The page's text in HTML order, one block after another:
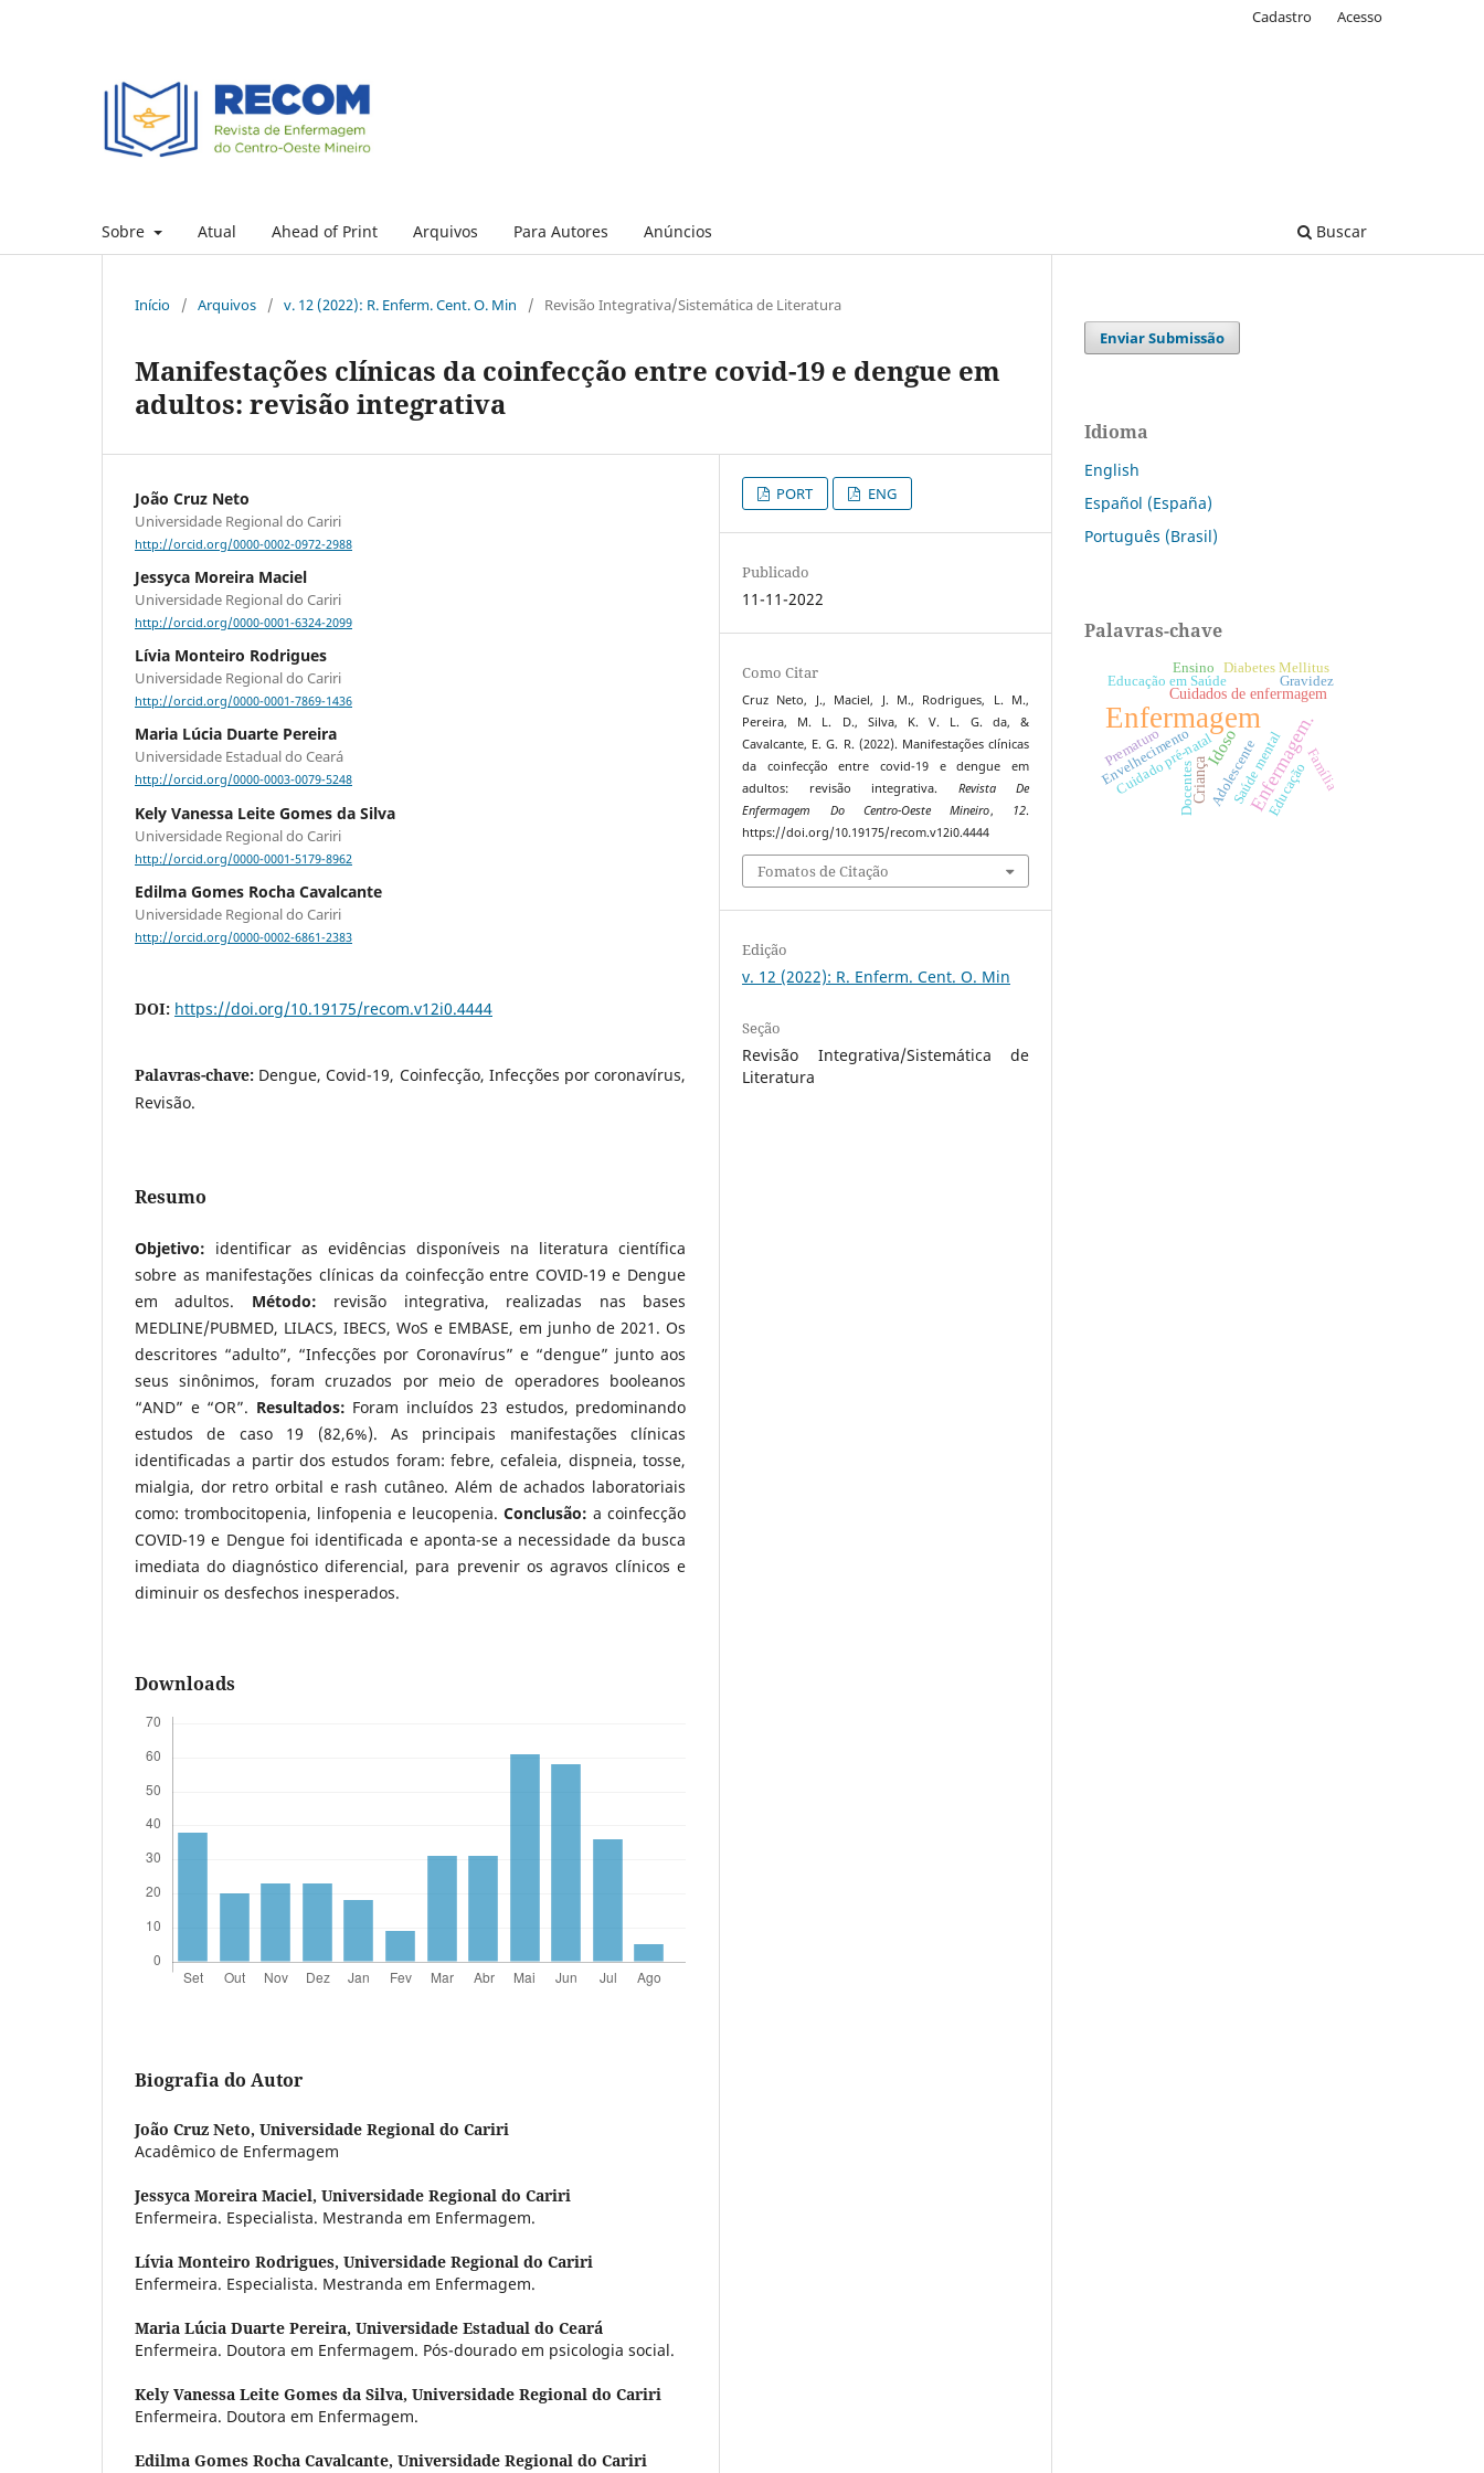
Sobre Atual Ahead of Print Arquivos Para Autores Anúncios Buscar
Cadastro Acesso
Início / Arquivos / v. 12 (2022): R. Enferm. Cent. O. Min / Revisão Integrativa/Sistemática de Literatura
Manifestações clínicas da coinfecção entre covid-19 e dengue em
adultos: revisão integrativa
João Cruz Neto
Universidade Regional do Cariri
http://orcid.org/0000-0002-0972-2988
Jessyca Moreira Maciel
Universidade Regional do Cariri
http://orcid.org/0000-0001-6324-2099
Lívia Monteiro Rodrigues
Universidade Regional do Cariri
http://orcid.org/0000-0001-7869-1436
Maria Lúcia Duarte Pereira
Universidade Estadual do Ceará
http://orcid.org/0000-0003-0079-5248
Kely Vanessa Leite Gomes da Silva
Universidade Regional do Cariri
http://orcid.org/0000-0001-5179-8962
Edilma Gomes Rocha Cavalcante
Universidade Regional do Cariri
http://orcid.org/0000-0002-6861-2383
DOI: https://doi.org/10.19175/recom.v12i0.4444
Palavras-chave: Dengue, Covid-19, Coinfecção, Infecções por coronavírus,
Revisão.
Resumo
Objetivo: identificar as evidências disponíveis na literatura científica
sobre as manifestações clínicas da coinfecção entre COVID-19 e Dengue
em adultos. Método: revisão integrativa, realizadas nas bases
MEDLINE/PUBMED, LILACS, IBECS, WoS e EMBASE, em junho de 2021. Os
descritores “adulto”, “Infecções por Coronavírus” e “dengue” junto aos
seus sinônimos, foram cruzados por meio de operadores booleanos
“AND” e “OR”. Resultados: Foram incluídos 23 estudos, predominando
estudos de caso 19 (82,6%). As principais manifestações clínicas
identificadas a partir dos estudos foram: febre, cefaleia, dispneia, tosse,
mialgia, dor retro orbital e rash cutâneo. Além de achados laboratoriais
como: trombocitopenia, linfopenia e leucopenia. Conclusão: a coinfecção
COVID-19 e Dengue foi identificada e aponta-se a necessidade da busca
imediata do diagnóstico diferencial, para prevenir os agravos clínicos e
diminuir os desfechos inesperados.
Downloads
Biografia do Autor
João Cruz Neto, Universidade Regional do Cariri
Acadêmico de Enfermagem
Jessyca Moreira Maciel, Universidade Regional do Cariri
Enfermeira. Especialista. Mestranda em Enfermagem.
Lívia Monteiro Rodrigues, Universidade Regional do Cariri
Enfermeira. Especialista. Mestranda em Enfermagem.
Maria Lúcia Duarte Pereira, Universidade Estadual do Ceará
Enfermeira. Doutora em Enfermagem. Pós-dourado em psicologia social.
Kely Vanessa Leite Gomes da Silva, Universidade Regional do Cariri
Enfermeira. Doutora em Enfermagem.
Edilma Gomes Rocha Cavalcante, Universidade Regional do Cariri
PORT ENG
Publicado
11-11-2022
Como Citar
Cruz Neto, J., Maciel, J. M., Rodrigues, L. M.,
Pereira, M. L. D., Silva, K. V. L. G. da, &
Cavalcante, E. G. R. (2022). Manifestações clínicas
da coinfecção entre covid-19 e dengue em
adultos: revisão integrativa. Revista De
Enfermagem Do Centro-Oeste Mineiro, 12.
https://doi.org/10.19175/recom.v12i0.4444
Fomatos de Citação
Edição
v. 12 (2022): R. Enferm. Cent. O. Min
Seção
Revisão Integrativa/Sistemática de
Literatura
Enviar Submissão
Idioma
English
Español (España)
Português (Brasil)
Palavras-chave
EnfermagemEnfermagem.
Idoso
Cuidados de enfermagem
Criança
Cuidado pré-natal
Educação em Saúde
Envelhecimento Adolescente Família
Ensino Diabetes Mellitus
Saúde mental
Docentes
Prematuro
Educação
Gravidez